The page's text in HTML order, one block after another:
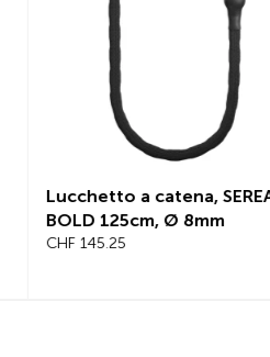
SEREA
Scalino
CHF 79.45